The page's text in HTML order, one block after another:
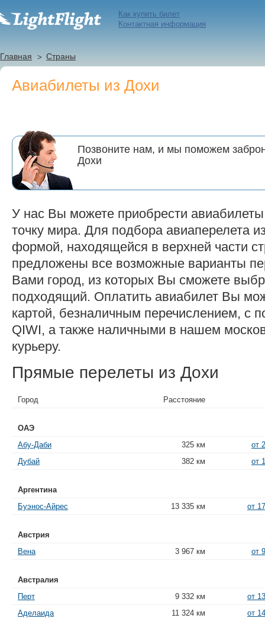
Как купить билет
Контактная информация
Главная Страны
Авиабилеты из Дохи
Позвоните нам, и мы поможем
Дохи
У нас Вы можете приобрести
точку мира. Для подбора авиаперелета
формой, находящейся в верхней части
предложены все возможные варианты
Вами город, из которых Вы сможете
подходящий. Оплатить авиабилет Вы
картой, безналичным перечислением, с
QIWI, а также наличными в нашем
курьеру.
Прямые перелеты из Дохи
Город Расстояние
ОАЭ
Абу-Даби
325 км
от
Дубай
382 км от
Аргентина
Буэнос-Айрес
13 335 км от
Австрия
Вена
3 967 км от
Австралия
Перт
9 332 км
от
Аделаида
11 324 км
от